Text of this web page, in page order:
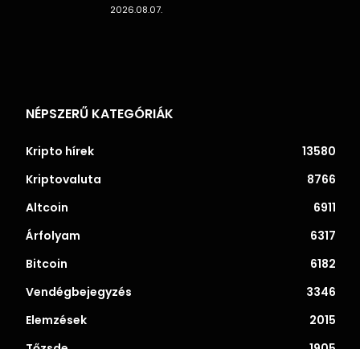
2026.08.07.
NÉPSZERŰ KATEGÓRIÁK
Kripto hírek
13580
Kriptovaluta
8766
Altcoin
6911
Árfolyam
6317
Bitcoin
6182
Vendégbejegyzés
3346
Elemzések
2015